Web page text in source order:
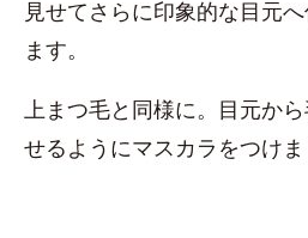
見せてさらに印象的な目元
ます。
上まつ毛と同様に。目元か
せるようにマスカラをつけま